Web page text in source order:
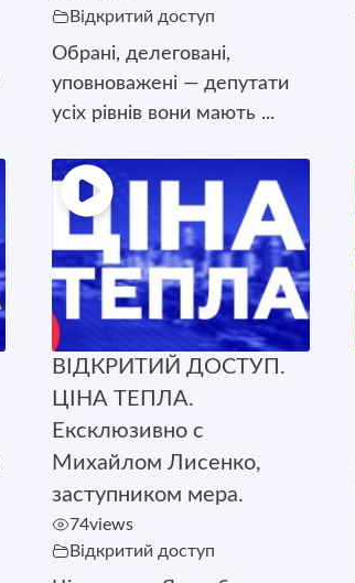
Відкритий доступ
Обрані, делеговані,
уповноважені — депутати
усіх рівнів вони мають ...
ВІДКРИТИЙ ДОСТУП.
ЦІНА ТЕПЛА.
Ексклюзивно с
Михайлом Лисенко,
заступником мера.
74views
Відкритий доступ